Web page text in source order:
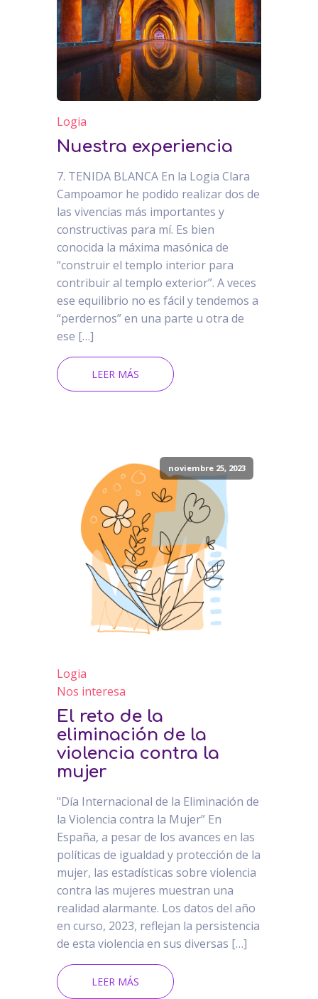
Logia
Nuestra experiencia
7. TENIDA BLANCA En la Logia Clara
Campoamor he podido realizar dos de
las vivencias más importantes y
constructivas para mí. Es bien
conocida la máxima masónica de
“construir el templo interior para
contribuir al templo exterior”. A veces
ese equilibrio no es fácil y tendemos a
“perdernos” en una parte u otra de
ese […]
LEER MÁS
noviembre 25, 2023
Logia
Nos interesa
El reto de la
eliminación de la
violencia contra la
mujer
"Día Internacional de la Eliminación de
la Violencia contra la Mujer” En
España, a pesar de los avances en las
políticas de igualdad y protección de la
mujer, las estadísticas sobre violencia
contra las mujeres muestran una
realidad alarmante. Los datos del año
en curso, 2023, reflejan la persistencia
de esta violencia en sus diversas […]
LEER MÁS